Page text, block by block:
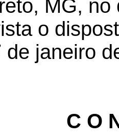
MG,
o
de janeiro
C O